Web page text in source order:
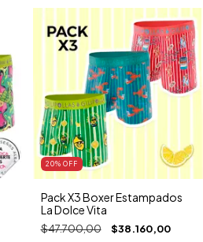
20% OFF
Pack X3 Boxer Estampados
La Dolce Vita
$47.700,00 $38.160,00